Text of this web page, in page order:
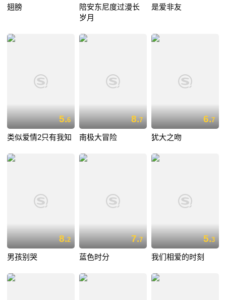
翅膀
陪安东尼度过漫长
岁月
是爱非友
5.6
类似爱情2只有我知
8.7
南极大冒险
6.7
犹大之吻
8.2
男孩别哭
7.7
蓝色时分
5.3
我们相爱的时刻